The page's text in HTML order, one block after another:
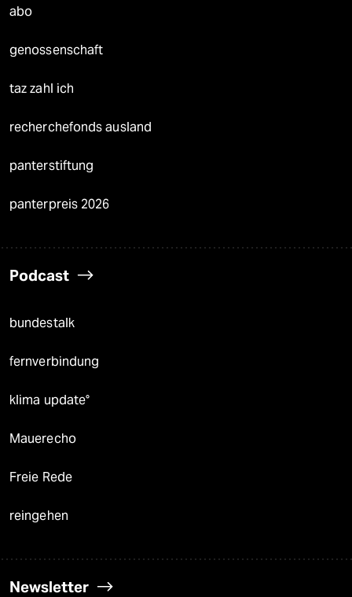
abo
genossenschaft
taz zahl ich
recherchefonds ausland
panterstiftung
panterpreis 2026
Podcast
bundestalk
fernverbindung
klima update°
Mauerecho
Freie Rede
reingehen
Newsletter